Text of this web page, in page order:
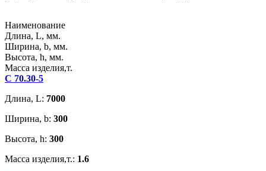
Наименование
Длина, L, мм.
Ширина, b, мм.
Высота, h, мм.
Масса изделия,т.
С 70.30-5
Длина, L: 7000
Ширина, b: 300
Высота, h: 300
Масса изделия,т.: 1.6